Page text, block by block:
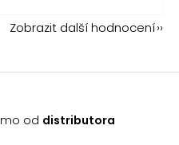
Zobrazit další hodnocení
od distributora